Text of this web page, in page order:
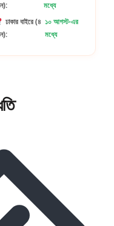
মধ্যে
ঢাকার বাইরে (৪ ১০ আগস্ট-এর
মধ্যে